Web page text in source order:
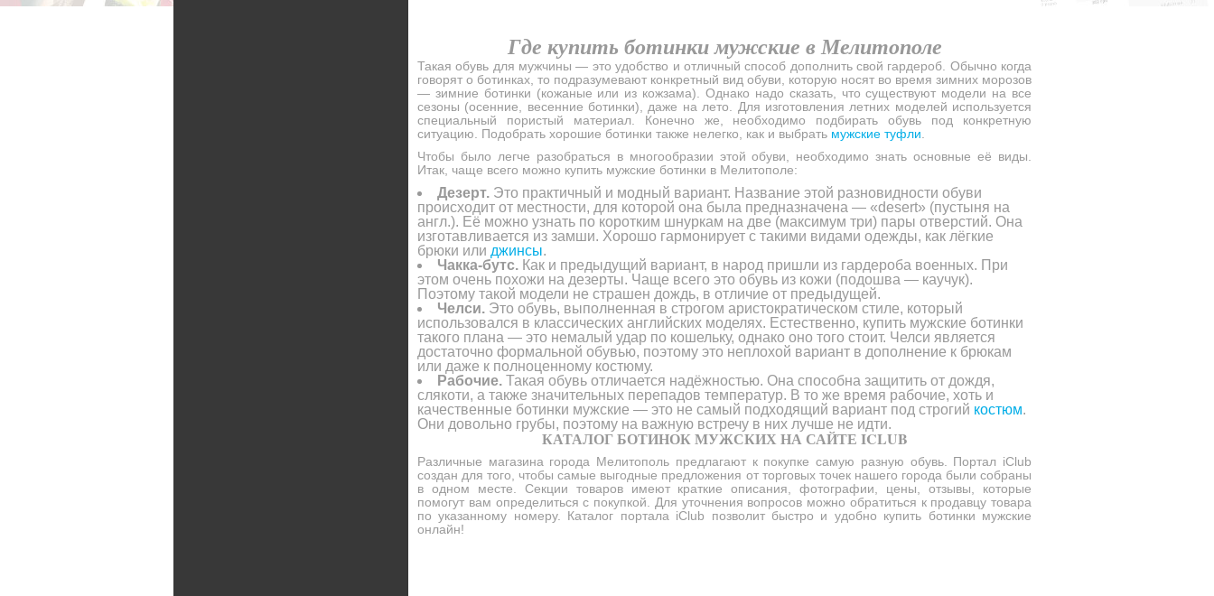
Где купить ботинки мужские в Мелитополе
Такая обувь для мужчины — это удобство и отличный способ дополнить свой гардероб. Обычно когда
говорят о ботинках, то подразумевают конкретный вид обуви, которую носят во время зимних морозов
— зимние ботинки (кожаные или из кожзама). Однако надо сказать, что существуют модели на все
сезоны (осенние, весенние ботинки), даже на лето. Для изготовления летних моделей используется
специальный пористый материал. Конечно же, необходимо подбирать обувь под конкретную
ситуацию. Подобрать хорошие ботинки также нелегко, как и выбрать мужские туфли.
Чтобы было легче разобраться в многообразии этой обуви, необходимо знать основные её виды.
Итак, чаще всего можно купить мужские ботинки в Мелитополе:
Дезерт. Это практичный и модный вариант. Название этой разновидности обуви
происходит от местности, для которой она была предназначена — «desert» (пустыня на
англ.). Её можно узнать по коротким шнуркам на две (максимум три) пары отверстий. Она
изготавливается из замши. Хорошо гармонирует с такими видами одежды, как лёгкие
брюки или джинсы.
Чакка-бутс. Как и предыдущий вариант, в народ пришли из гардероба военных. При
этом очень похожи на дезерты. Чаще всего это обувь из кожи (подошва — каучук).
Поэтому такой модели не страшен дождь, в отличие от предыдущей.
Челси. Это обувь, выполненная в строгом аристократическом стиле, который
использовался в классических английских моделях. Естественно, купить мужские ботинки
такого плана — это немалый удар по кошельку, однако оно того стоит. Челси является
достаточно формальной обувью, поэтому это неплохой вариант в дополнение к брюкам
или даже к полноценному костюму.
Рабочие. Такая обувь отличается надёжностью. Она способна защитить от дождя,
слякоти, а также значительных перепадов температур. В то же время рабочие, хоть и
качественные ботинки мужские — это не самый подходящий вариант под строгий костюм.
Они довольно грубы, поэтому на важную встречу в них лучше не идти.
КАТАЛОГ БОТИНОК МУЖСКИХ НА САЙТЕ ICLUB
Различные магазина города Мелитополь предлагают к покупке самую разную обувь. Портал iClub
создан для того, чтобы самые выгодные предложения от торговых точек нашего города были собраны
в одном месте. Секции товаров имеют краткие описания, фотографии, цены, отзывы, которые
помогут вам определиться с покупкой. Для уточнения вопросов можно обратиться к продавцу товара
по указанному номеру. Каталог портала iClub позволит быстро и удобно купить ботинки мужские
онлайн!